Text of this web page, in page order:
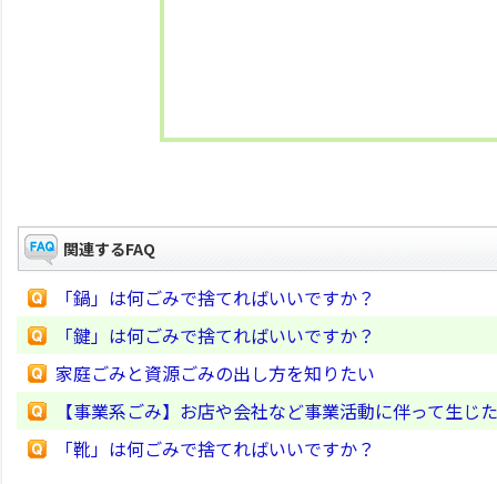
関連するFAQ
「鍋」は何ごみで捨てればいいですか？
「鍵」は何ごみで捨てればいいですか？
家庭ごみと資源ごみの出し方を知りたい
【事業系ごみ】お店や会社など事業活動に伴って生じ
「靴」は何ごみで捨てればいいですか？